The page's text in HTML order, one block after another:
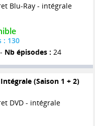
Blu-Ray - intégrale
: 130
Nb épisodes : 24
(Saison 1 + 2)
DVD - intégrale